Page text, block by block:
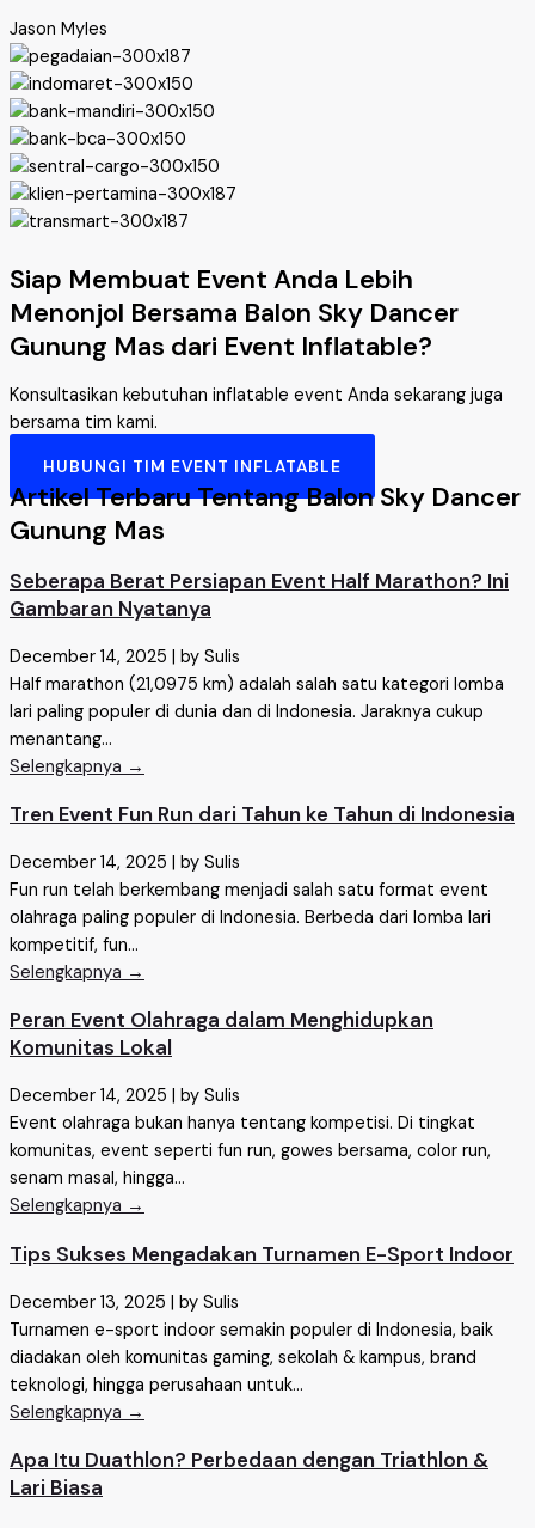
Jason Myles
Siap Membuat Event Anda Lebih
Menonjol Bersama Balon Sky Dancer
Gunung Mas dari Event Inflatable?
Konsultasikan kebutuhan inflatable event Anda sekarang juga
bersama tim kami.
HUBUNGI TIM EVENT INFLATABLE
Artikel Terbaru Tentang Balon Sky Dancer
Gunung Mas
Seberapa Berat Persiapan Event Half Marathon? Ini
Gambaran Nyatanya
December 14, 2025
by Sulis
Half marathon (21,0975 km) adalah salah satu kategori lomba
lari paling populer di dunia dan di Indonesia. Jaraknya cukup
menantang...
Selengkapnya →
Tren Event Fun Run dari Tahun ke Tahun di Indonesia
December 14, 2025
by Sulis
Fun run telah berkembang menjadi salah satu format event
olahraga paling populer di Indonesia. Berbeda dari lomba lari
kompetitif, fun...
Selengkapnya →
Peran Event Olahraga dalam Menghidupkan
Komunitas Lokal
December 14, 2025
by Sulis
Event olahraga bukan hanya tentang kompetisi. Di tingkat
komunitas, event seperti fun run, gowes bersama, color run,
senam masal, hingga...
Selengkapnya →
Tips Sukses Mengadakan Turnamen E-Sport Indoor
December 13, 2025 | by Sulis
Turnamen e-sport indoor semakin populer di Indonesia, baik
diadakan oleh komunitas gaming, sekolah & kampus, brand
teknologi, hingga perusahaan untuk...
Selengkapnya →
Apa Itu Duathlon? Perbedaan dengan Triathlon &
Lari Biasa